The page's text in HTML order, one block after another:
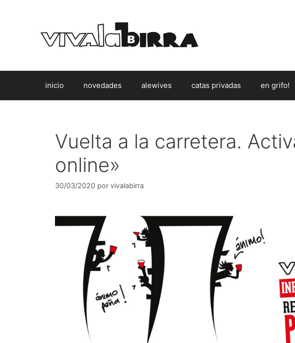
inicio novedades alewives catas privadas en grifo!
Vuelta a la carretera.
online»
30/03/2020 por vivalabirra